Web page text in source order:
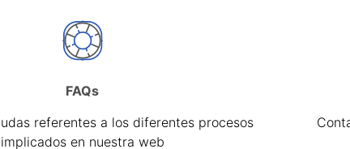
FAQs
referentes a los diferentes procesos
implicados en nuestra web